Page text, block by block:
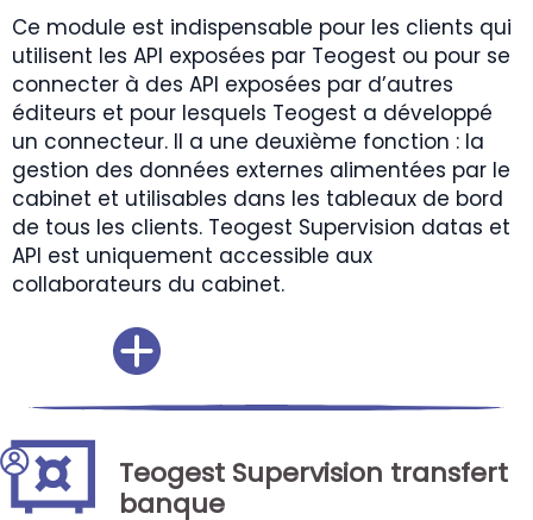
Ce module est indispensable pour les clients qui
utilisent les API exposées par Teogest ou pour se
connecter à des API exposées par d’autres
éditeurs et pour lesquels Teogest a développé
un connecteur. Il a une deuxième fonction : la
gestion des données externes alimentées par le
cabinet et utilisables dans les tableaux de bord
de tous les clients. Teogest Supervision datas et
API est uniquement accessible aux
collaborateurs du cabinet.
Teogest Supervision transfert
banque